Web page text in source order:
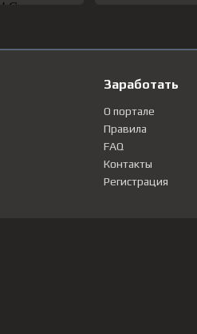
Заработать
О портале
Правила
FAQ
Контакты
Регистрация